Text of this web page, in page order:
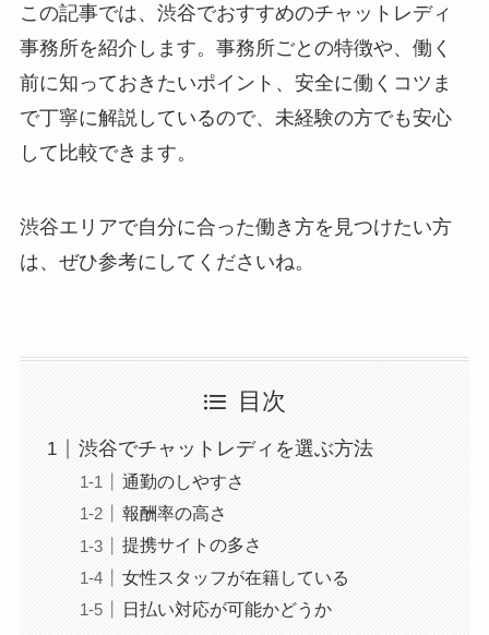
この記事では、渋谷でおすすめのチャットレディ
事務所を紹介します。事務所ごとの特徴や、働く
前に知っておきたいポイント、安全に働くコツま
で丁寧に解説しているので、未経験の方でも安心
して比較できます。
渋谷エリアで自分に合った働き方を見つけたい方
は、ぜひ参考にしてくださいね。
目次
渋谷でチャットレディを選ぶ方法
通勤のしやすさ
報酬率の高さ
提携サイトの多さ
女性スタッフが在籍している
日払い対応が可能かどうか